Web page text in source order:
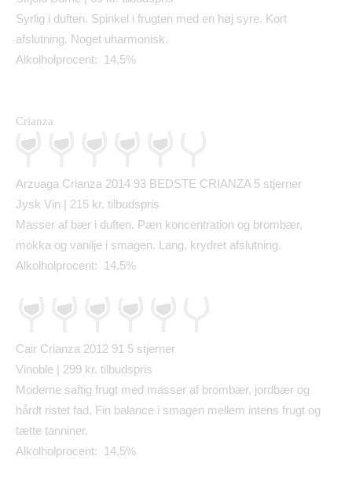
Syrlig i duften. Spinkel i frugten med en høj syre. Kort
afslutning. Noget uharmonisk.
Alkolholprocent: 14,5%
Crianza
Arzuaga Crianza 2014 93 BEDSTE CRIANZA 5 stjerner
Jysk Vin | 215 kr. tilbudspris
Masser af bær i duften. Pæn koncentration og brombær,
mokka og vanilje i smagen. Lang, krydret afslutning.
Alkolholprocent: 14,5%
Cair Crianza 2012 91 5 stjerner
Vinoble | 299 kr. tilbudspris
Moderne saftig frugt med masser af brombær, jordbær og
hårdt ristet fad. Fin balance i smagen mellem intens frugt og
tætte tanniner.
Alkolholprocent: 14,5%